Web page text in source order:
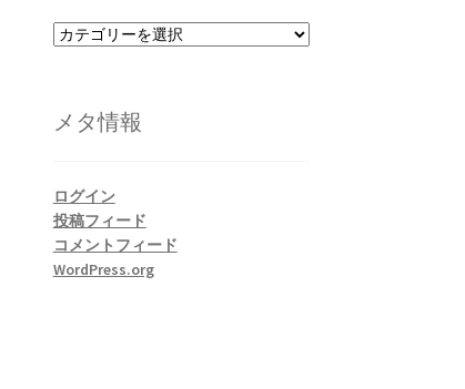
カ
ー
メタ情報
ログイン
投稿フィード
コメントフィード
WordPress.org